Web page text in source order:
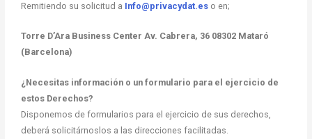
Remitiendo su solicitud a Info@privacydat.es o en;
Torre D’Ara Business Center Av. Cabrera, 36 08302 Mataró
(Barcelona)
¿Necesitas información o un formulario para el ejercicio de
estos Derechos?
Disponemos de formularios para el ejercicio de sus derechos,
deberá solicitárnoslos a las direcciones facilitadas.